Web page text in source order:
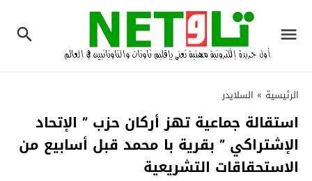
الرئيسية » السلايدر
استقالة جماعية تهز أركان حزب ” الإتحاد
الإشتراكي ” بقرية با محمد قبل أسابيع من
الاستحقاقات التشريعية